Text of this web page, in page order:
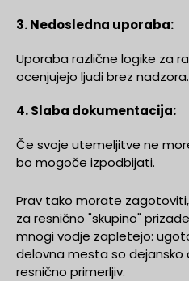
3. Nedosledna uporaba:
Uporaba različne logike za
ocenjujejo ljudi brez nadzora.
4. Slaba dokumentacija:
Če svoje utemeljitve ne
bo mogoče izpodbijati.
Prav tako morate
za resnično "skupino"
mnogi vodje zapletejo:
delovna mesta so dejansko
resnično primerljiv.